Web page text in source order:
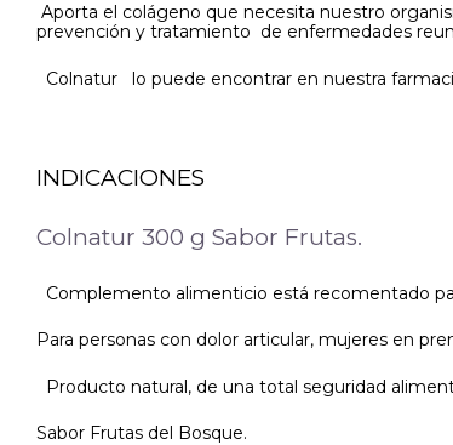
Aporta el colágeno que necesita nuestro
prevención y tratamiento de enfermedades
Colnatur lo puede encontrar en nuestra
INDICACIONES
Colnatur 300 g Sabor Frutas.
Complemento alimenticio está recomentado
Para personas con dolor articular, mujeres en
Producto natural, de una total seguridad
Sabor Frutas del Bosque.